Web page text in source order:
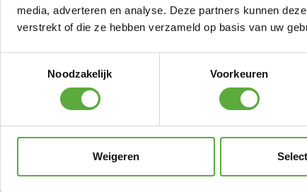
media, adverteren en analyse. Deze partners kunnen
verstrekt of die ze hebben verzameld op basis van uw
Noodzakelijk
Voorkeuren
Weigeren
Exclusieve aanbiedingen, nieuws en advies elke